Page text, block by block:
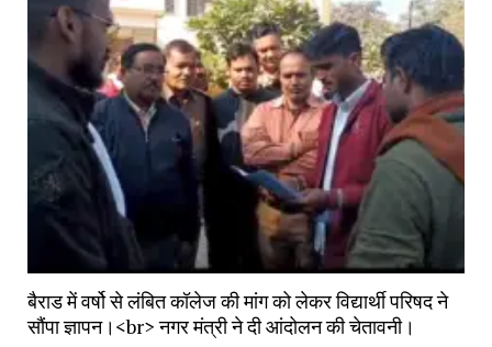
बैराड में वर्षो से लंबित कॉलेज की मांग को लेकर विद्यार्थी परिषद ने
सौंपा ज्ञापन।<br> नगर मंत्री ने दी आंदोलन की चेतावनी।